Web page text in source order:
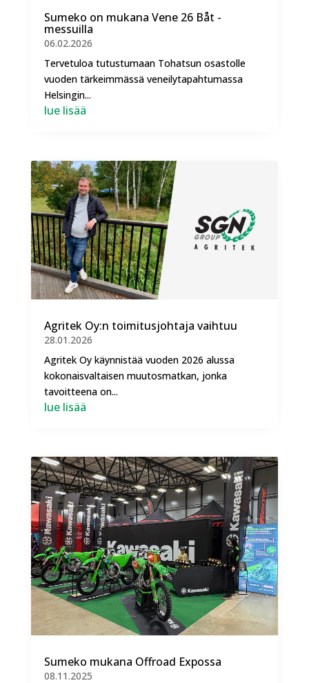
Sumeko on mukana Vene 26 Båt -
messuilla
06.02.2026
Tervetuloa tutustumaan Tohatsun osastolle
vuoden tärkeimmässä veneilytapahtumassa
Helsingin...
lue lisää
Agritek Oy:n toimitusjohtaja vaihtuu
28.01.2026
Agritek Oy käynnistää vuoden 2026 alussa
kokonaisvaltaisen muutosmatkan, jonka
tavoitteena on...
lue lisää
Sumeko mukana Offroad Expossa
08.11.2025